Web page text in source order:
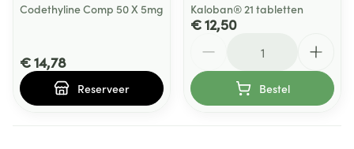
Codethyline Comp 50 X 5mg
€ 14,78
Reserveer
Kaloban® 21 tabletten
€ 12,50
Bestel